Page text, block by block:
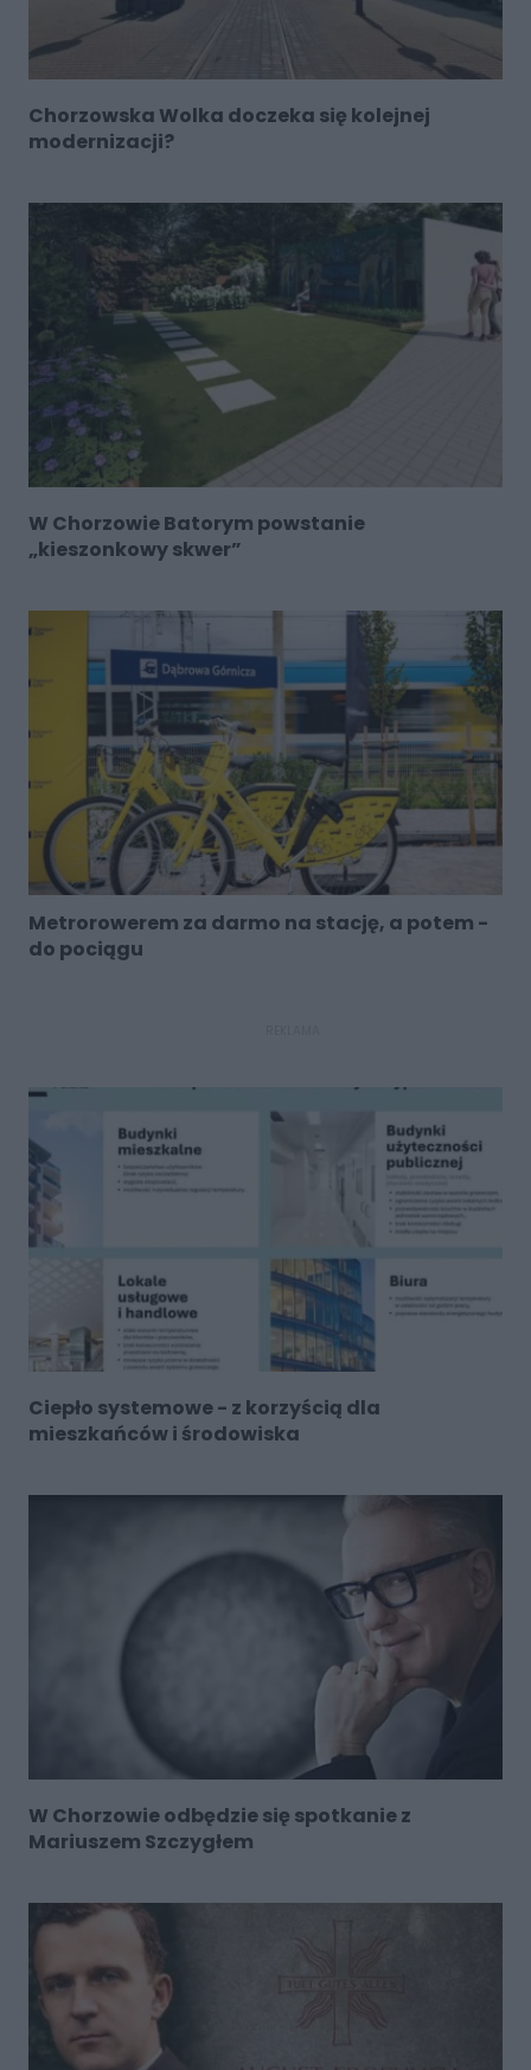
Chorzowska Wolka doczeka się kolejnej
modernizacji?
W Chorzowie Batorym powstanie
„kieszonkowy skwer”
Metrorowerem za darmo na stację, a potem -
do pociągu
Ciepło systemowe - z korzyścią dla
mieszkańców i środowiska
W Chorzowie odbędzie się spotkanie z
Mariuszem Szczygłem